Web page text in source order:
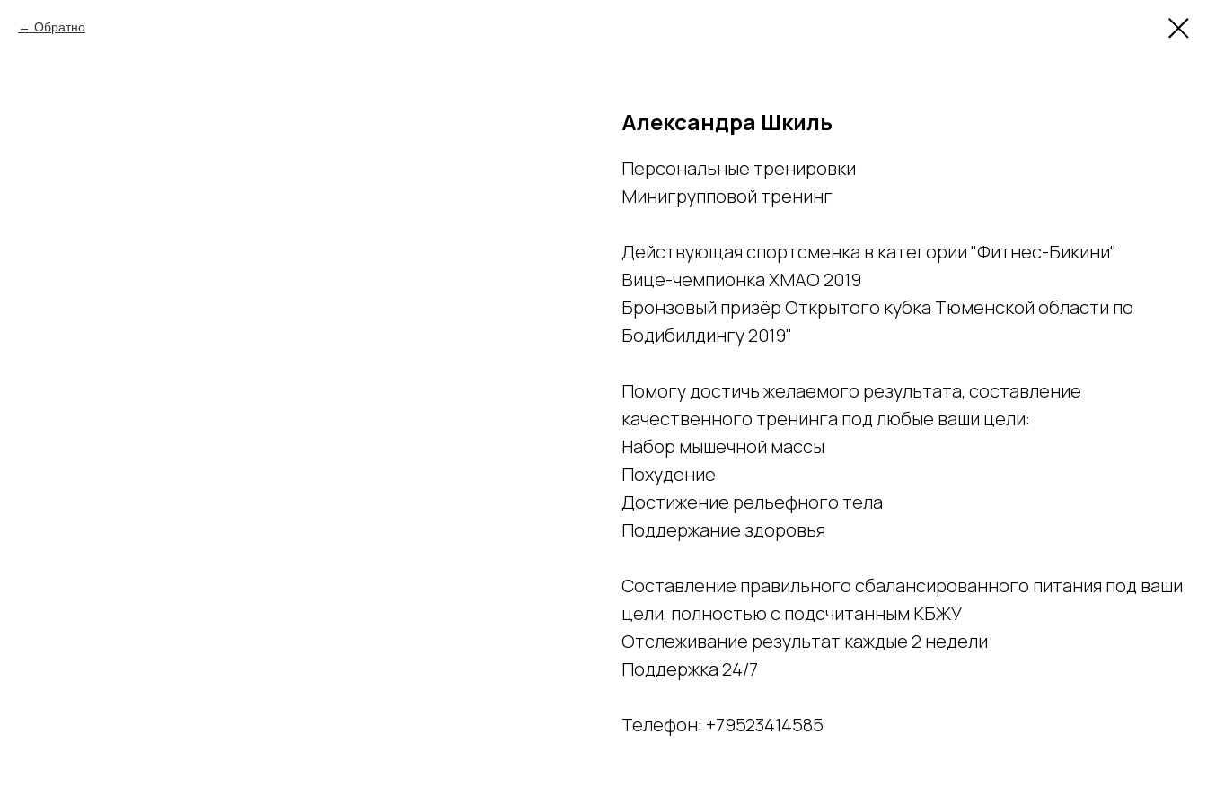
Обратно
Александра Шкиль
Персональные тренировки
Минигрупповой тренинг
Действующая спортсменка в категории "Фитнес-Бикини"
Вице-чемпионка ХМАО 2019
Бронзовый призёр Открытого кубка Тюменской области по
Бодибилдингу 2019"
Помогу достичь желаемого результата, составление
качественного тренинга под любые ваши цели:
Набор мышечной массы
Похудение
Достижение рельефного тела
Поддержание здоровья
Составление правильного сбалансированного питания под ваши
цели, полностью с подсчитанным КБЖУ
Отслеживание результат каждые 2 недели
Поддержка 24/7
Телефон: +79523414585